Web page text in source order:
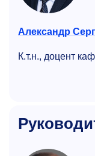
Александр
К.т.н., доцент